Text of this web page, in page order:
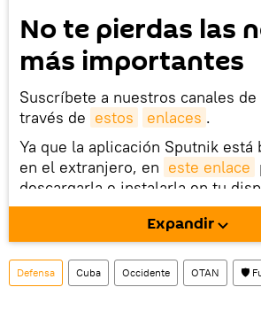
No te pierdas las
más importantes
Suscríbete a nuestros canales de
través de estos enlaces .
Ya que la aplicación Sputnik está
en el extranjero, en este enlace
descargarla e instalarla en tu
móvil (¡solo para Android!).
También tenemos una cuenta en
social rusa VK .
Expandir
Defensa Cuba Occidente OTAN 🛡️